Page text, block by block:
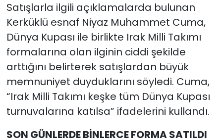
Satışlarla ilgili açıklamalarda bulunan
Kerküklü esnaf Niyaz Muhammet Cuma,
Dünya Kupası ile birlikte Irak Milli Takımı
formalarına olan ilginin ciddi şekilde
arttığını belirterek satışlardan büyük
memnuniyet duyduklarını söyledi. Cuma,
“Irak Milli Takımı keşke tüm Dünya Kupası
turnuvalarına katılsa” ifadelerini kullandı.
SON GÜNLERDE BİNLERCE FORMA SATILDI